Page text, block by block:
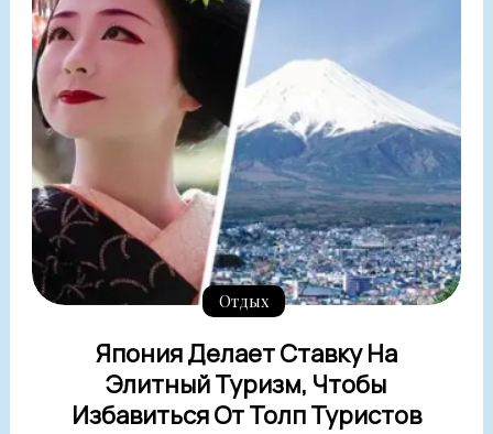
Отдых
Япония Делает Ставку На
Элитный Туризм, Чтобы
Избавиться От Толп Туристов